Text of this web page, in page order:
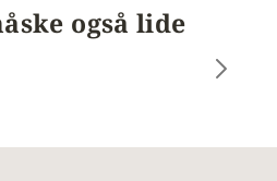
også lide